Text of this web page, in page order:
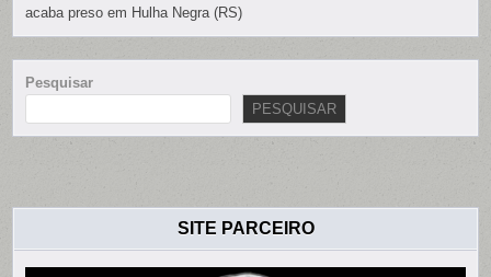
acaba preso em Hulha Negra (RS)
Pesquisar
PESQUISAR
SITE PARCEIRO